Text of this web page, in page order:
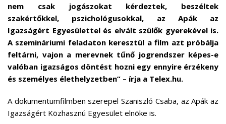
nem csak jogászokat kérdeztek, beszéltek
szakértőkkel, pszichológusokkal, az Apák az
Igazságért Egyesülettel és elvált szülők gyerekével is.
A szemináriumi feladaton keresztül a film azt próbálja
feltárni, vajon a merevnek tűnő jogrendszer képes-e
valóban igazságos döntést hozni egy ennyire érzékeny
és személyes élethelyzetben” – írja a Telex.hu.
A dokumentumfilmben szerepel Szaniszló Csaba, az Apák az
Igazságért Közhasznú Egyesület elnöke is.